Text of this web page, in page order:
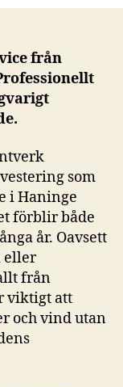
från
som
i Haninge
förblir både
år. Oavsett
eller
från
viktigt att
och vind utan